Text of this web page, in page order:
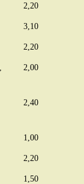
2,20
3,10
2,20
2,00
2,40
1,00
2,20
1,50